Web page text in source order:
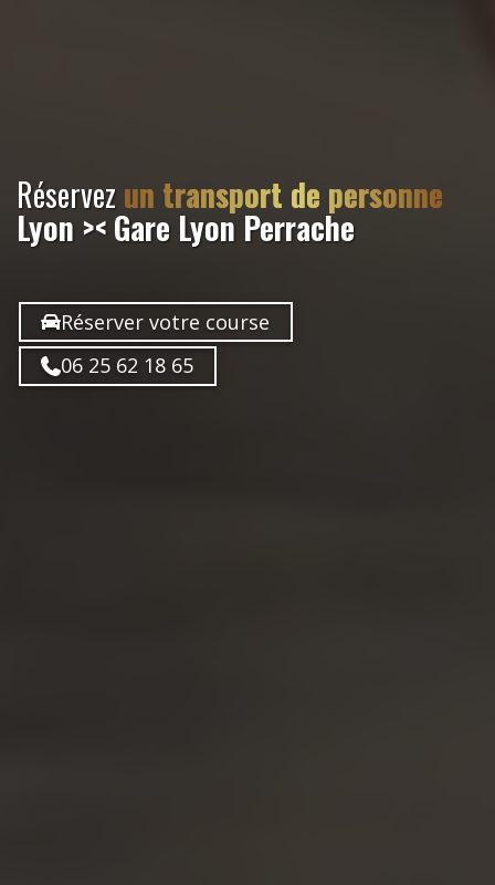
Réservezun transport de personne
Lyon >< Gare Lyon Perrache
Réserver votre course
06 25 62 18 65